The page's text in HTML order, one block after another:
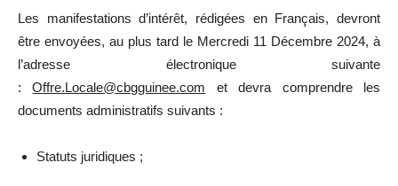
Les manifestations d’intérêt, rédigées en Français, devront
être envoyées, au plus tard le Mercredi 11 Décembre 2024, à
l’adresse électronique suivante
:Offre.Locale@cbgguinee.com et devra comprendre les
documents administratifs suivants :
Statuts juridiques ;